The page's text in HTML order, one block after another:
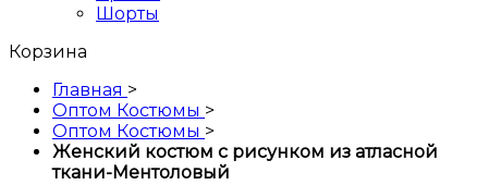
Шорты
Корзина
Главная >
Оптом Костюмы >
Оптом Костюмы >
Женский костюм с рисунком из атласной
ткани-Ментоловый